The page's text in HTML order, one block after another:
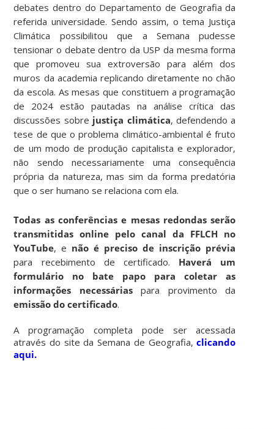
debates dentro do Departamento de Geografia da
referida universidade. Sendo assim, o tema Justiça
Climática possibilitou que a Semana pudesse
tensionar o debate dentro da USP da mesma forma
que promoveu sua extroversão para além dos
muros da academia replicando diretamente no chão
da escola. As mesas que constituem a programação
de 2024 estão pautadas na análise crítica das
discussões sobre justiça climática, defendendo a
tese de que o problema climático-ambiental é fruto
de um modo de produção capitalista e explorador,
não sendo necessariamente uma consequência
própria da natureza, mas sim da forma predatória
que o ser humano se relaciona com ela.
Todas as conferências e mesas redondas serão
transmitidas online pelo canal da FFLCH no
YouTube, e não é preciso de inscrição prévia
para recebimento de certificado. Haverá um
formulário no bate papo para coletar as
informações necessáriaspara provimento da
emissão do certificado.
A programação completa pode ser acessada
através do site da Semana de Geografia,clicando
aqui.